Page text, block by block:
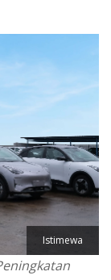
Istimewa